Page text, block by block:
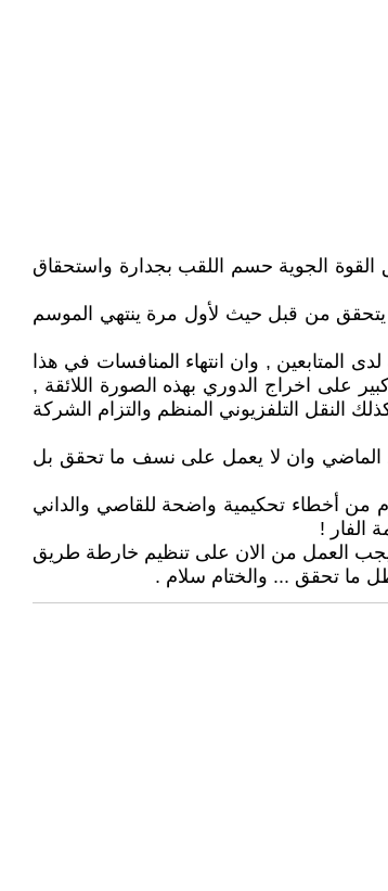
الجوية حسم اللقب بجدارة واستحقاق
يتحقق من قبل حيث لأول مرة ينتهي الموسم
المتابعين , وان انتهاء المنافسات في هذا
على اخراج الدوري بهذه الصورة اللائقة ,
النقل التلفزيوني المنظم والتزام الشركة
الماضي وان لا يعمل على نسف ما تحقق بل
أخطاء تحكيمية واضحة للقاصي والداني
الفار !
يجب العمل من الان على تنظيم خارطة طريق
ما تحقق ... والختام سلام .